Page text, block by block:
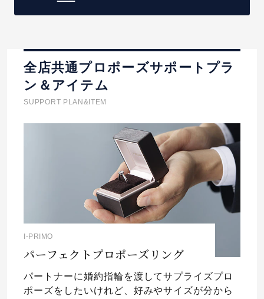
全店共通プロポーズサポートプラ
ン＆アイテム
SUPPORT PLAN&ITEM
I-PRIMO
パーフェクトプロポーズリング
パートナーに婚約指輪を渡してサプライズプロ
ポーズをしたいけれど、好みやサイズが分から